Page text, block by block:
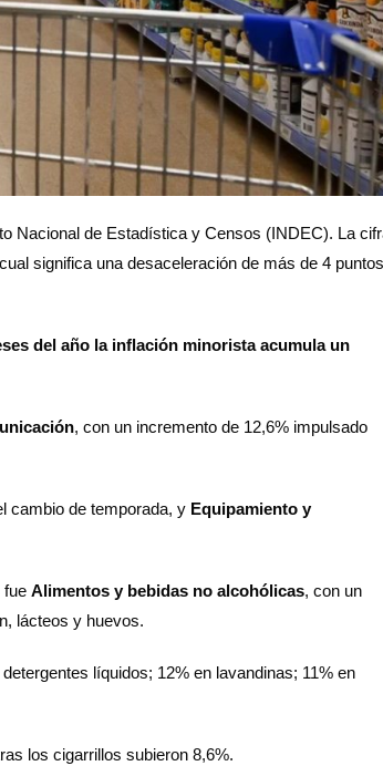
Nacional de Estadística y Censos (INDEC). La
significa una desaceleración de más de 4 puntos
del año la inflación minorista acumula un
, con un incremento de 12,6% impulsado
cambio de temporada, y Equipamiento y
fue Alimentos y bebidas no alcohólicas, con un
lácteos y huevos.
líquidos; 12% en lavandinas; 11% en
los cigarrillos subieron 8,6%.